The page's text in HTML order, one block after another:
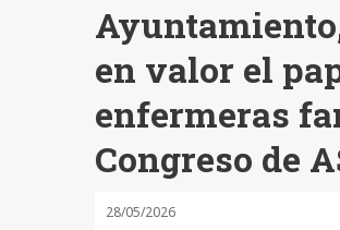
en valor el
enfermeras
Congreso de
28/05/2026